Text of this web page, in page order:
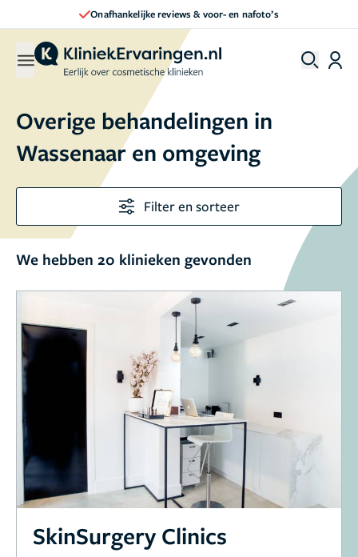
Direct een afspraak maken
Overige behandelingen in
Wassenaar en omgeving
Filter en sorteer
We hebben 20 klinieken gevonden
SkinSurgery Clinics